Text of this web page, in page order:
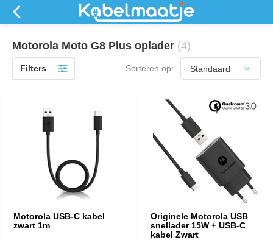
Motorola Moto G8 Plus oplader (4)
Filters Sorteren op:
Motorola USB-C kabel
zwart 1m
Originele Motorola USB
snellader 15W + USB-C
kabel Zwart